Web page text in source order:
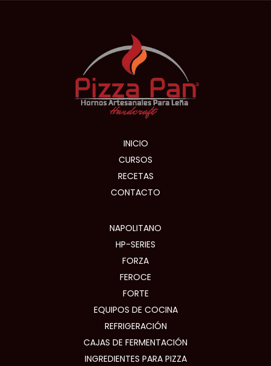
INICIO
CURSOS
RECETAS
CONTACTO
NAPOLITANO
HP-SERIES
FORZA
FEROCE
FORTE
EQUIPOS DE COCINA
REFRIGERACIÓN
CAJAS DE FERMENTACIÓN
INGREDIENTES PARA PIZZA